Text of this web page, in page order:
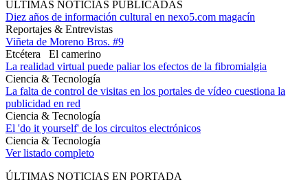
ÚLTIMAS NOTICIAS PUBLICADAS
Diez años de información cultural en nexo5.com magacín
Reportajes & Entrevistas
Viñeta de Moreno Bros. #9
Etcétera
El camerino
La realidad virtual puede paliar los efectos de la fibromialgia
Ciencia & Tecnología
La falta de control de visitas en los portales de vídeo cuestiona la
publicidad en red
Ciencia & Tecnología
El 'do it yourself' de los circuitos electrónicos
Ciencia & Tecnología
Ver listado completo
ÚLTIMAS NOTICIAS EN PORTADA